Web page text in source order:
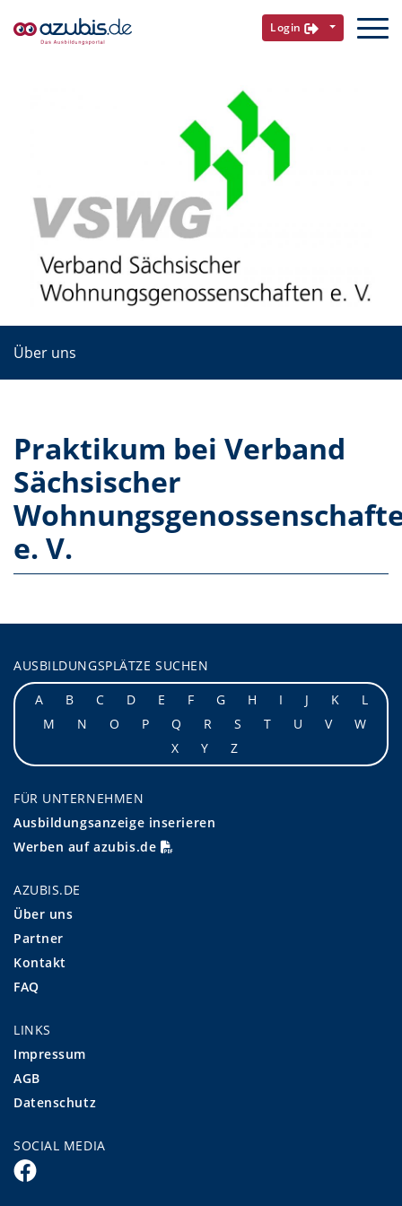
Login
Über uns
Praktikum bei Verband
Sächsischer
e. V.
AUSBILDUNGSPLÄTZE SUCHEN
A
B C D E F G H I J K
L
M
N O P Q R S T U V
W
X
Y Z
FÜR UNTERNEHMEN
Ausbildungsanzeige inserieren
Werben auf azubis.de
AZUBIS.DE
Über uns
Partner
Kontakt
FAQ
LINKS
Impressum
AGB
Datenschutz
SOCIAL MEDIA